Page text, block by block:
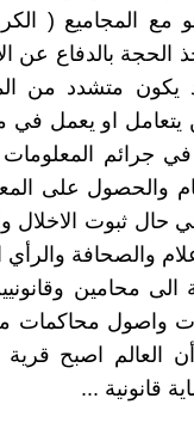
مع المجاميع (
بالدفاع عن
يكون متشدد من
او يعمل في
المعلومات
والحصول على
في حال ثبوت
والصحافة والرأي
الى محامين
واصول محاكمات
اصبح قرية
قانونية ...